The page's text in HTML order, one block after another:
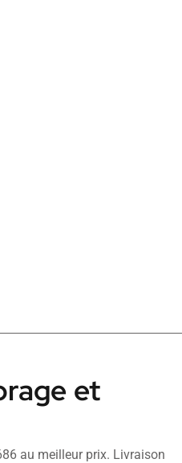
et
au meilleur prix. Livraison